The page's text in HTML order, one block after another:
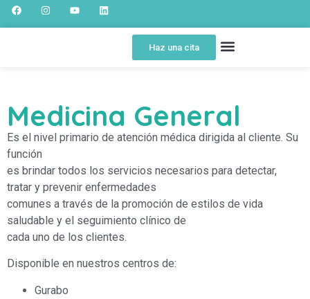
Haz una cita
Medicina General
Es el nivel primario de atención médica dirigida al cliente. Su
función
es brindar todos los servicios necesarios para detectar,
tratar y prevenir enfermedades
comunes a través de la promoción de estilos de vida
saludable y el seguimiento clínico de
cada uno de los clientes.
Disponible en nuestros centros de:
Gurabo